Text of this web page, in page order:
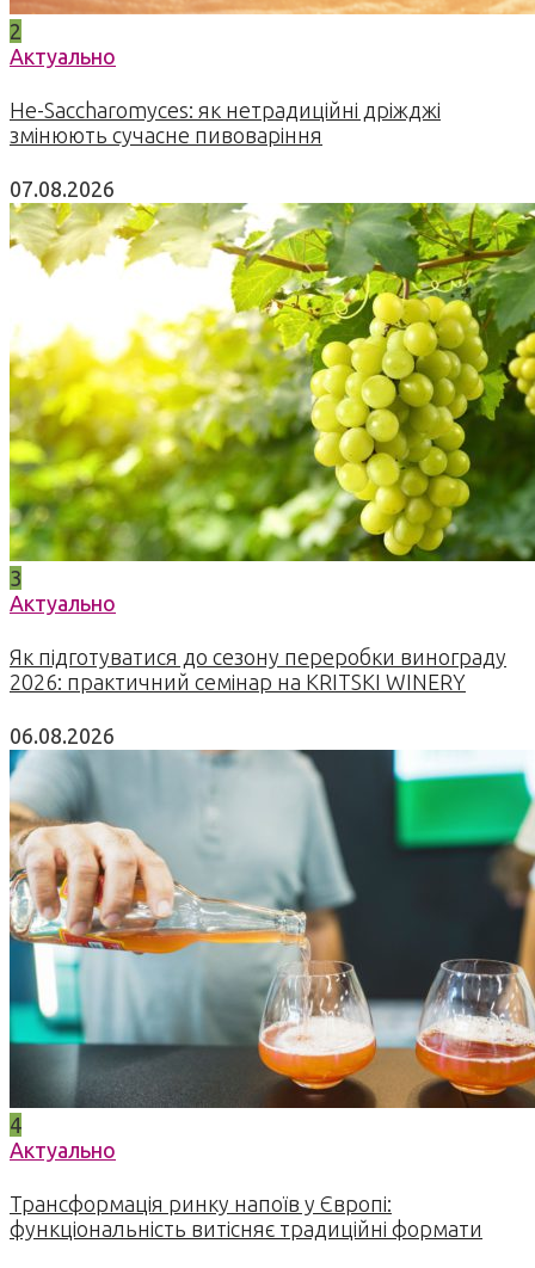
2
Актуально
Не-Saccharomyces: як нетрадиційні дріжджі
змінюють сучасне пивоваріння
07.08.2026
3
Актуально
Як підготуватися до сезону переробки винограду
2026: практичний семінар на KRITSKI WINERY
06.08.2026
4
Актуально
Трансформація ринку напоїв у Європі:
функціональність витісняє традиційні формати